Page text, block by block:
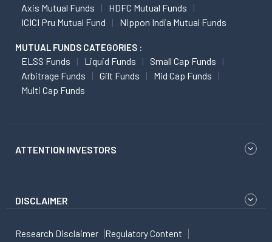
Axis Mutual Funds
HDFC Mutual Funds
ICICI Pru Mutual Fund
Nippon India Mutual Funds
MUTUAL FUNDS CATEGORIES :
ELSS Funds Liquid Funds
Small Cap Funds
Arbitrage Funds
Gilt Funds
Mid Cap Funds
Multi Cap Funds
ATTENTION INVESTORS
DISCLAIMER
Research Disclaimer
Regulatory Content